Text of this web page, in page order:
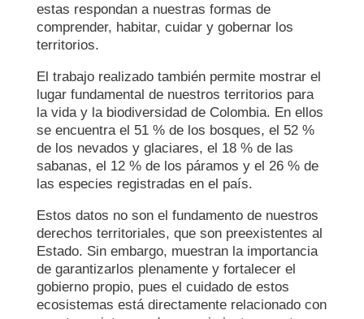
estas respondan a nuestras formas de
comprender, habitar, cuidar y gobernar los
territorios.
El trabajo realizado también permite mostrar el
lugar fundamental de nuestros territorios para
la vida y la biodiversidad de Colombia. En ellos
se encuentra el 51 % de los bosques, el 52 %
de los nevados y glaciares, el 18 % de las
sabanas, el 12 % de los páramos y el 26 % de
las especies registradas en el país.
Estos datos no son el fundamento de nuestros
derechos territoriales, que son preexistentes al
Estado. Sin embargo, muestran la importancia
de garantizarlos plenamente y fortalecer el
gobierno propio, pues el cuidado de estos
ecosistemas está directamente relacionado con